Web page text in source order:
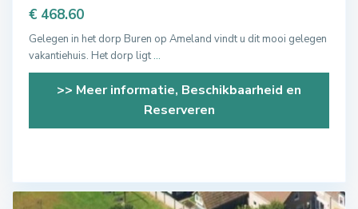
€ 468.60
Gelegen in het dorp Buren op Ameland vindt u dit mooi gelegen
vakantiehuis. Het dorp ligt...
>> Meer informatie, Beschikbaarheid en
Reserveren